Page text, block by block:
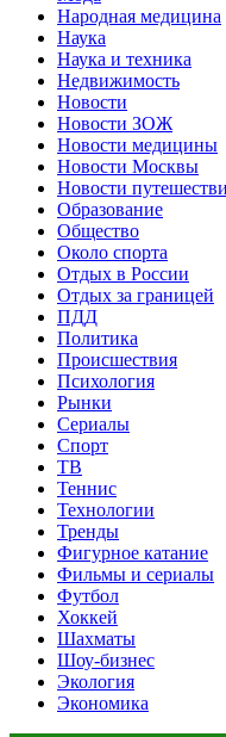
Народная медицина
Наука
Наука и техника
Недвижимость
Новости
Новости ЗОЖ
Новости медицины
Новости Москвы
Новости
Образование
Общество
Около спорта
Отдых в России
Отдых за границей
ПДД
Политика
Происшествия
Психология
Рынки
Сериалы
Спорт
ТВ
Теннис
Технологии
Тренды
Фигурное катание
Фильмы и сериалы
Футбол
Хоккей
Шахматы
Шоу-бизнес
Экология
Экономика